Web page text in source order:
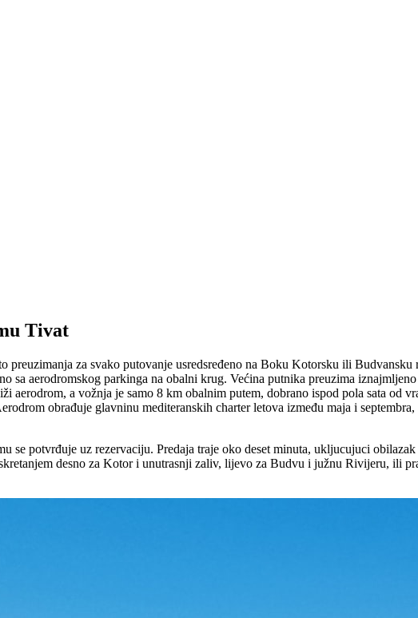
Tivat
za svako putovanje usredsređeno na Boku Kotorsku ili
sa aerodromskog parkinga na obalni krug. Većina putnika preuzima
aerodrom, a vožnja je samo 8 km obalnim putem, dobrano ispod pola sata od
obrađuje glavninu mediteranskih charter letova između maja i
se potvrđuje uz rezervaciju. Predaja traje oko deset minuta, ukljucujuci
desno za Kotor i unutrasnji zaliv, lijevo za Budvu i južnu Rivijeru, ili